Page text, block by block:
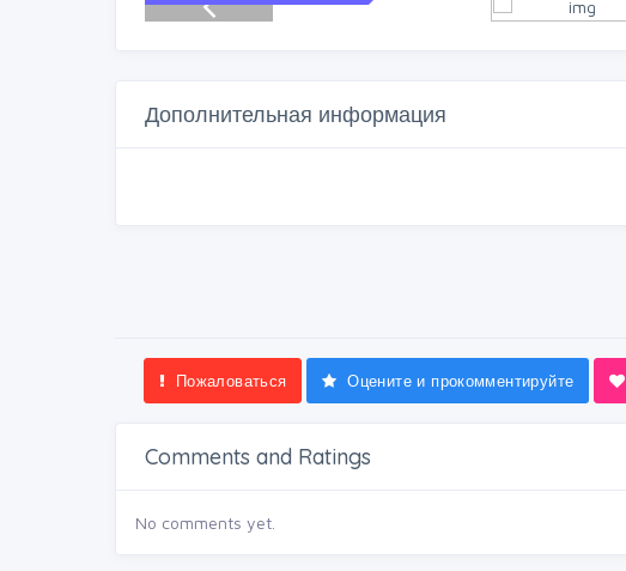
Дополнительная информация
Пожаловаться Оцените и прокомментируйте
Comments and Ratings
No comments yet.